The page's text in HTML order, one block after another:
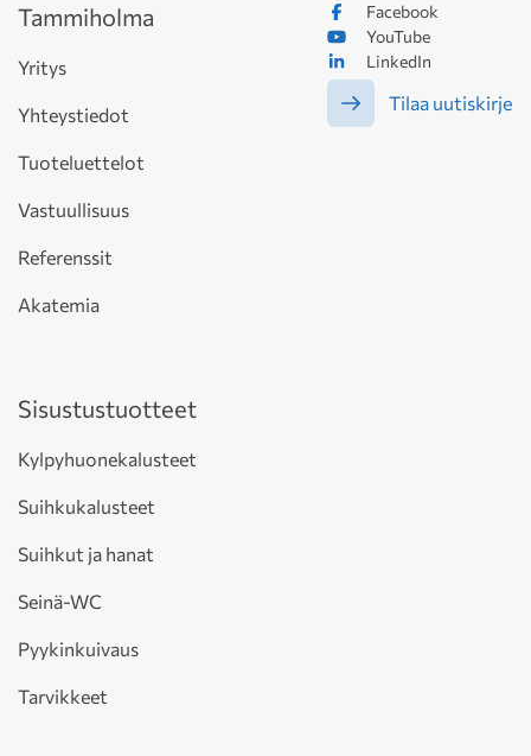
Facebook
YouTube
LinkedIn
Tilaa uutiskirje
Tammiholma
Yritys
Yhteystiedot
Tuoteluettelot
Vastuullisuus
Referenssit
Akatemia
Sisustustuotteet
Kylpyhuonekalusteet
Suihkukalusteet
Suihkut ja hanat
Seinä-WC
Pyykinkuivaus
Tarvikkeet